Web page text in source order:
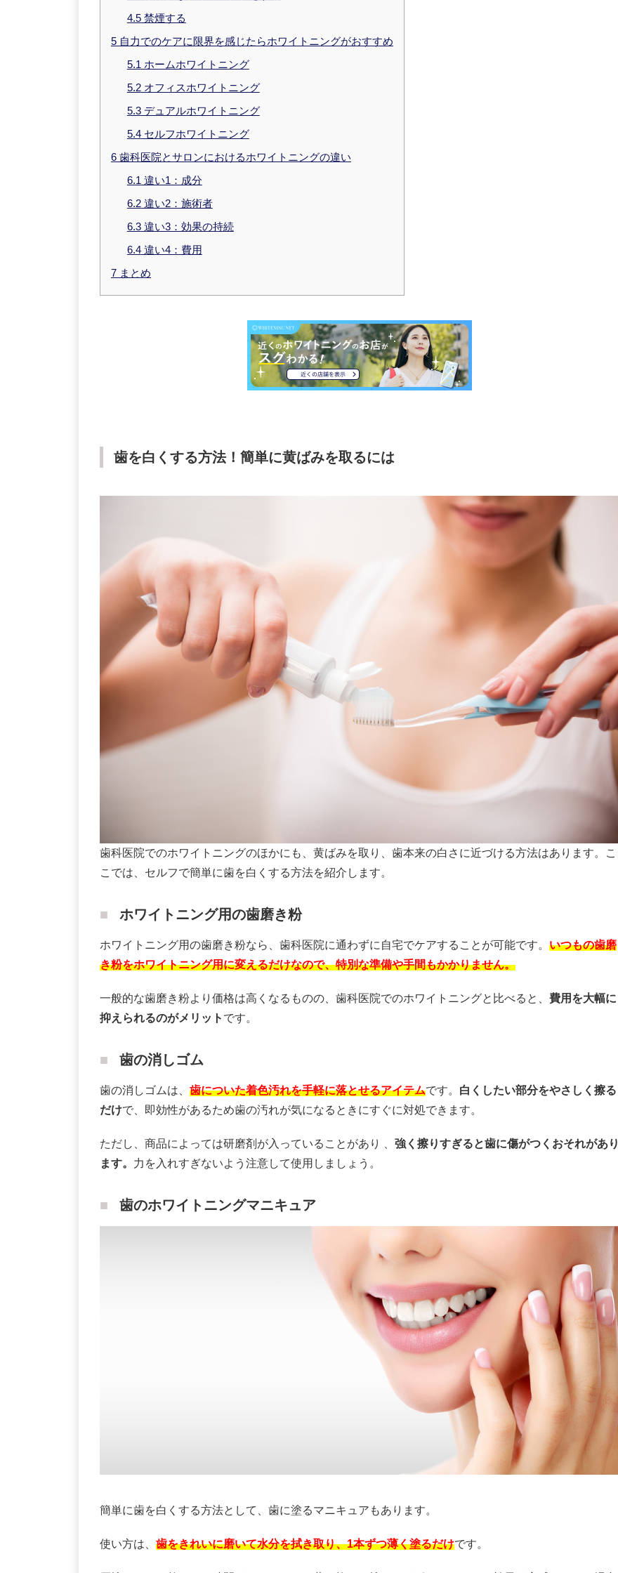
4.5禁煙する
5 自力でのケアに限界を感じたらホワイトニングがおすすめ
5.1 ホームホワイトニング
5.2オフィスホワイトニング
5.3デュアルホワイトニング
5.4セルフホワイトニング
6 歯科医院とサロンにおけるホワイトニングの違い
6.1 違い1：成分
6.2違い2：施術者
6.3違い3：効果の持続
6.4違い4：費用
7 まとめ
歯を白くする方法！簡単に黄ばみを取るには
歯科医院でのホワイトニングのほかにも、黄ばみを取り、歯本来の白さに近づける方法はあります。こ
こでは、セルフで簡単に歯を白くする方法を紹介します。
ホワイトニング用の歯磨き粉
ホワイトニング用の歯磨き粉なら、歯科医院に通わずに自宅でケアすることが可能です。 いつもの歯磨
き粉をホワイトニング用に変えるだけなので、特別な準備や手間もかかりません。
一般的な歯磨き粉より価格は高くなるものの、歯科医院でのホワイトニングと比べると、 費用を大幅に
抑えられるのがメリット です。
歯の消しゴム
歯の消しゴムは、 歯についた着色汚れを手軽に落とせるアイテムです。 白くしたい部分をやさしく擦る
だけで、即効性があるため歯の汚れが気になるときにすぐに対処できます。
ただし、商品によっては研磨剤が入っていることがあり 、 強く擦りすぎると歯に傷がつくおそれがあり
ます。 力を入れすぎないよう注意して使用しましょう。
歯のホワイトニングマニキュア
簡単に歯を白くする方法として、歯に塗るマニキュアもあります。
使い方は、 歯をきれいに磨いて水分を拭き取り、1本ずつ薄く塗るだけです。